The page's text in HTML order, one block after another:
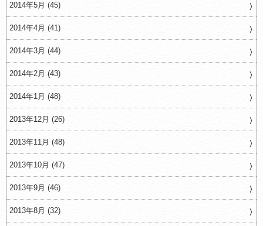
2014年5月 (45)
2014年4月 (41)
2014年3月 (44)
2014年2月 (43)
2014年1月 (48)
2013年12月 (26)
2013年11月 (48)
2013年10月 (47)
2013年9月 (46)
2013年8月 (32)